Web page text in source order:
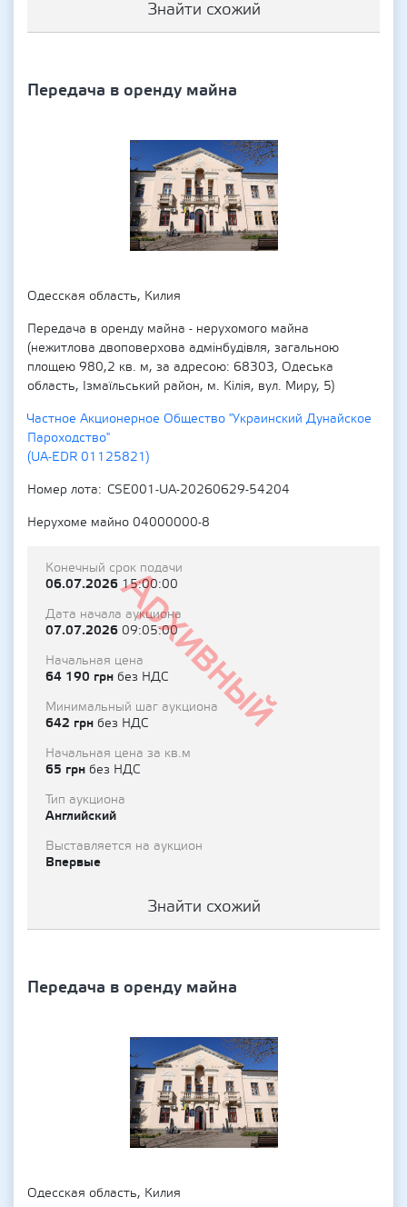
Знайти схожий
Передача в оренду майна
Одесская область, Килия
Передача в оренду майна - нерухомого майна
(нежитлова двоповерхова адмінбудівля, загальною
площею 980,2 кв. м, за адресою: 68303, Одеська
область, Ізмаїльський район, м. Кілія, вул. Миру, 5)
Частное Акционерное Общество "Украинский Дунайское
Пароходство"
(UA-EDR 01125821)
Номер лота
CSE001-UA-20260629-54204
Нерухоме майно 04000000-8
Архивный
Конечный срок подачи
06.07.202615:00:00
Дата начала аукциона
07.07.2026 09:05:00
Начальная цена
64 190 грн без НДС
Минимальный шаг аукциона
642 грн без НДС
Начальная цена за кв.м
65 грн без НДС
Тип аукциона
Английский
Выставляется на аукцион
Впервые
Знайти схожий
Передача в оренду майна
Одесская область, Килия